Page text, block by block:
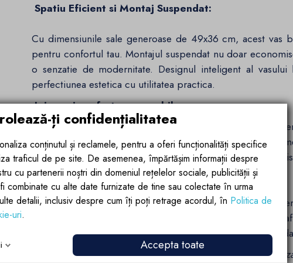
Spatiu Eficient si Montaj Suspendat:
Cu dimensiunile sale generoase de 49x36 cm, acest vas
pentru confortul tau. Montajul suspendat nu doar
o senzatie de modernitate. Designul inteligent al
perfectiunea estetica cu utilitatea practica.
Igiena si confort remarcabil:
Cu preaplinul sau inovator, Michael adauga o nota de
ta. Sistemul de preaplin previne scurgerile nedorite si
constant. Experimenteaza senzatia de prospetime si
produs ce aduce un plus de calitate in rutina ta zilnica.
Vasul Bideu Crem Biscuit Lucios, 49x36 cm, montaj
mult decat un simplu obiect de baie. Este expresia
Interiors, aducand in casa ta eleganta, eficienta si un
Alege sa traiesti intr-un spatiu in care fiecare detaliu
ți confidențialitatea
conținutul și reclamele, pentru a oferi funcționalități specifice
traficul de pe site. De asemenea, împărtășim informații despre
cu partenerii noștri din domeniul rețelelor sociale, publicității și
combinate cu alte date furnizate de tine sau colectate în urma
detalii, inclusiv despre cum îți poți retrage acordul, în Politica de
uri.
Accepta toate